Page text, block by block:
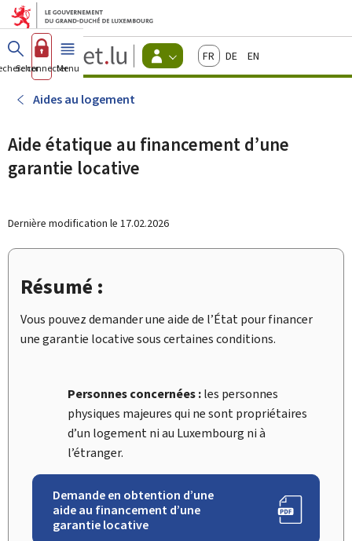
Aller au menu principal
Aller au contenu
Guichet.lu
Changer
d'espace
actif
FrançaisDeutschEnglish
Se connecterMenu principal
Aides au logement
Aide étatique au financement d’une
garantie locative
Dernière modification le 17.02.2026
Résumé :
Vous pouvez demander une aide de l’État pour financer
une garantie locative sous certaines conditions.
Personnes concernées :les personnes
physiques majeures qui ne sont propriétaires
d’un logement ni au Luxembourg ni à
l’étranger.
Demande en obtention d’une
aide au financement d’une
garantie locative